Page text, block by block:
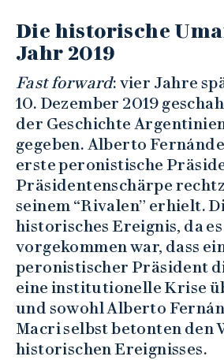
Die historische
Jahr 2019
Fast forward: vier Jahre
10. Dezember 2019
der Geschichte
gegeben. Alberto
erste peronistische
Präsidentenschärpe
seinem “Rivalen” erhielt.
historisches Ereignis, da
vorgekommen war, dass
peronistischer Präsident
eine institutionelle Krise
und sowohl Alberto
Macri selbst betonten den
historischen Ereignisses.